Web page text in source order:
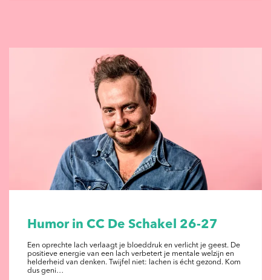
Humor in CC De Schakel 26-27
Een oprechte lach verlaagt je bloeddruk en verlicht je geest. De
positieve energie van een lach verbetert je mentale welzijn en
helderheid van denken. Twijfel niet: lachen is écht gezond. Kom
dus geni…